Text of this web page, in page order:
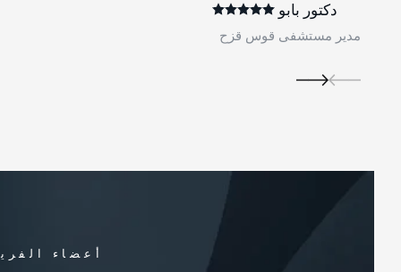
دكتور بابو
مدير مستشفى قوس قزح
أعضاء الفريق